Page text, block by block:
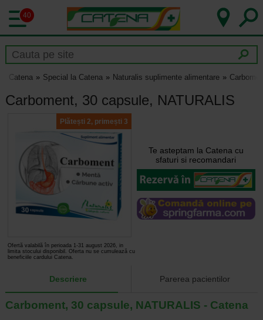
40
Catena Special la Catena Naturalis suplimente alimentare
Carboment, 30 capsule, NATURALIS
Plătești 2, primești 3
Ofertă valabilă în perioada 1-31 august 2026, in
limita stocului disponibil. Oferta nu se cumulează cu
beneficiile cardului Catena.
Te asteptam la Catena cu
sfaturi si recomandari
Descriere Parerea pacientilor
Carboment, 30 capsule, NATURALIS - Catena